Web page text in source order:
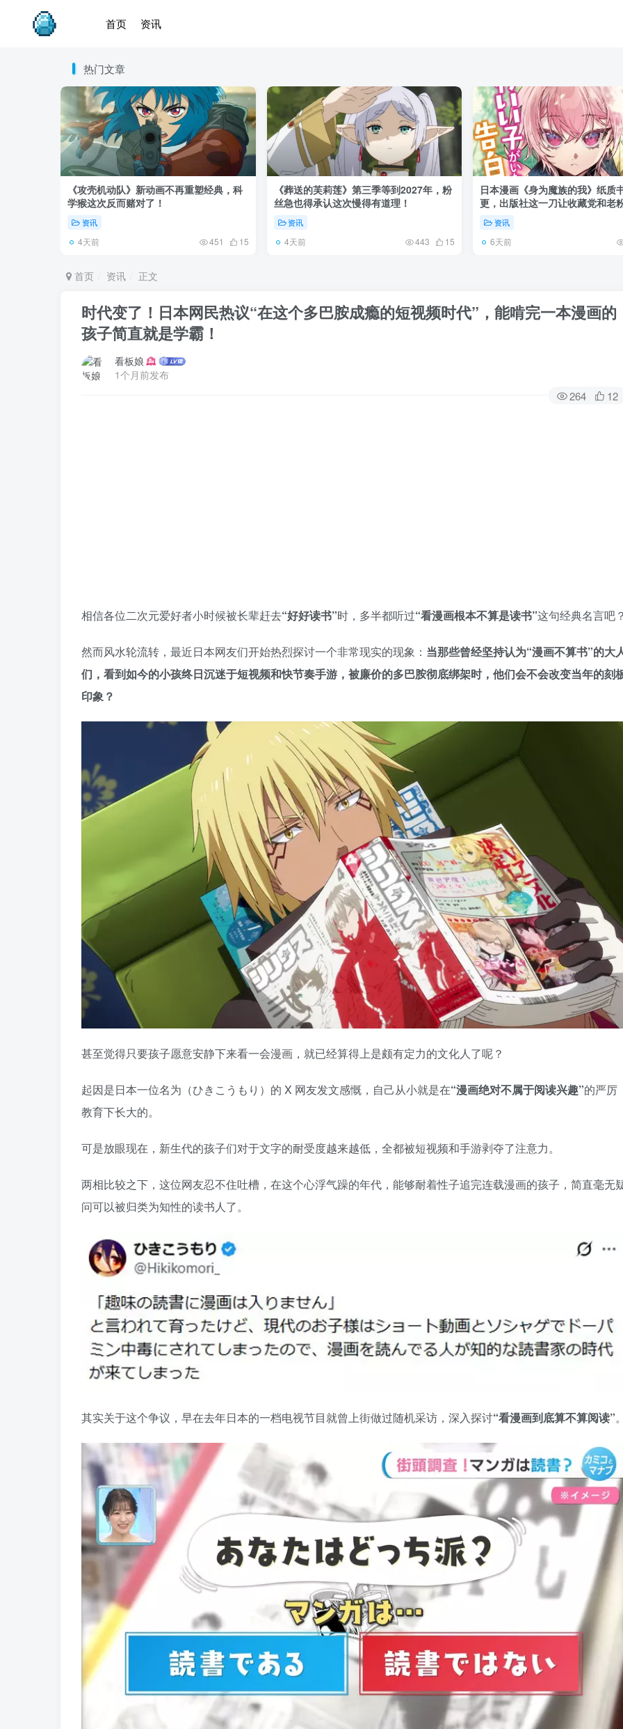
首页 资讯
热门文章
《攻壳机动队》新动画不再重塑经典，科
学猴这次反而赌对了！
资讯
4天前 451 15
《葬送的芙莉莲》第三季等到2027年，粉
丝急也得承认这次慢得有道理！
资讯
4天前 443 15
日本漫画《身为魔族的我》纸质
更，出版社这一刀让收藏党和老
了起来！
资讯
6天前
首页 资讯 正文
时代变了！日本网民热议“在这个多巴胺成瘾的短视频时代”，能啃完一本漫画的
孩子简直就是学霸！
看板娘
1个月前发布
264 12
相信各位二次元爱好者小时候被长辈赶去“好好读书”时，多半都听过“看漫画根本不算是读书”这句经典名言吧
然而风水轮流转，最近日本网友们开始热烈探讨一个非常现实的现象： 当那些曾经坚持认为“漫画不算书”的大
们，看到如今的小孩终日沉迷于短视频和快节奏手游，被廉价的多巴胺彻底绑架时，他们会不会改变当年的刻
印象？
甚至觉得只要孩子愿意安静下来看一会漫画，就已经算得上是颇有定力的文化人了呢？
起因是日本一位名为（ひきこうもり）的 X 网友发文感慨，自己从小就是在“漫画绝对不属于阅读兴趣”的严厉
教育下长大的。
可是放眼现在，新生代的孩子们对于文字的耐受度越来越低，全都被短视频和手游剥夺了注意力。
两相比较之下，这位网友忍不住吐槽，在这个心浮气躁的年代，能够耐着性子追完连载漫画的孩子，简直毫无
问可以被归类为知性的读书人了。
其实关于这个争议，早在去年日本的一档电视节目就曾上街做过随机采访，深入探讨“看漫画到底算不算阅读”